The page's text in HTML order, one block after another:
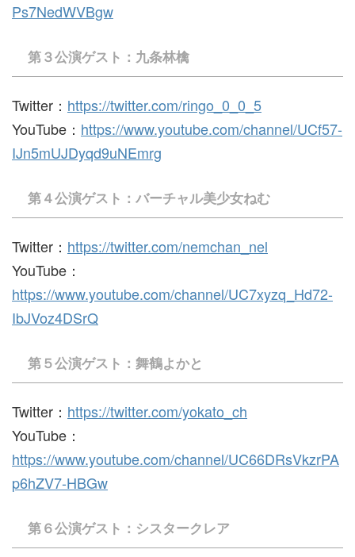
Ps7NedWVBgw
第３公演ゲスト：九条林檎
Twitter： https://twitter.com/ringo_0_0_5
YouTube： https://www.youtube.com/channel/UCf57-
IJn5mUJDyqd9uNEmrg
第４公演ゲスト：バーチャル美少女ねむ
Twitter： https://twitter.com/nemchan_nel
YouTube：
https://www.youtube.com/channel/UC7xyzq_Hd72-
IbJVoz4DSrQ
第５公演ゲスト：舞鶴よかと
Twitter： https://twitter.com/yokato_ch
YouTube：
https://www.youtube.com/channel/UC66DRsVkzrPA
p6hZV7-HBGw
第６公演ゲスト：シスタークレア